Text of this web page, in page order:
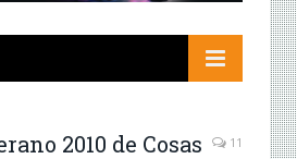
2010 de Cosas
11